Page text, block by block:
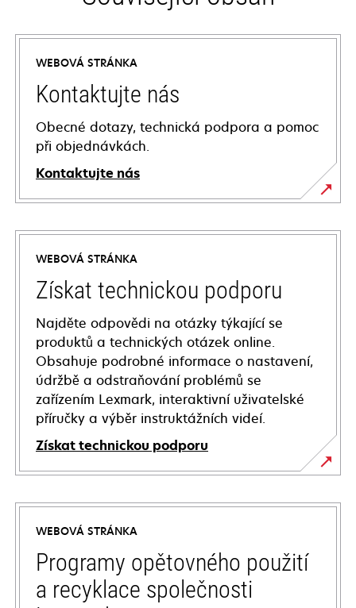
WEBOVÁ STRÁNKA
Kontaktujte nás
Obecné dotazy, technická podpora a pomoc
při objednávkách.
Kontaktujte nás
WEBOVÁ STRÁNKA
Získat technickou podporu
Najděte odpovědi na otázky týkající se
produktů a technických otázek online.
Obsahuje podrobné informace o nastavení,
údržbě a odstraňování problémů se
zařízením Lexmark, interaktivní uživatelské
příručky a výběr instruktážních videí.
Získat technickou podporu
opens
in
new
tab
WEBOVÁ STRÁNKA
Programy opětovného použití
a recyklace společnosti